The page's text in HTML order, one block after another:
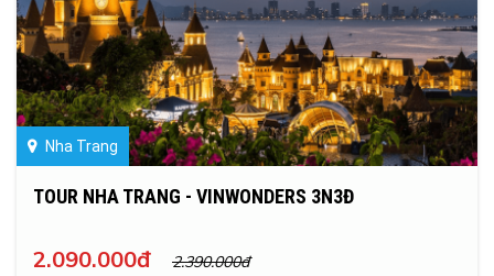
Nha Trang
TOUR NHA TRANG - VINWONDERS 3N3Đ
2.090.000đ
2.390.000đ